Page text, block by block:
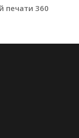
печати 360